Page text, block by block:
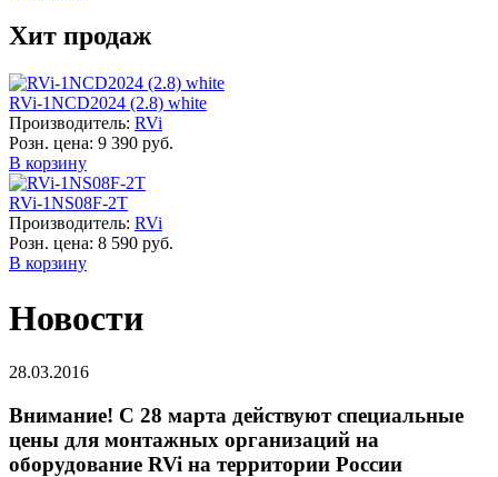
Хит продаж
RVi-1NCD2024 (2.8) white
Производитель: RVi
Розн. цена: 9 390 руб.
В корзину
RVi-1NS08F-2T
Производитель: RVi
Розн. цена: 8 590 руб.
В корзину
Новости
28.03.2016
Внимание! C 28 марта действуют специальные
цены для монтажных организаций на
оборудование RVi на территории России